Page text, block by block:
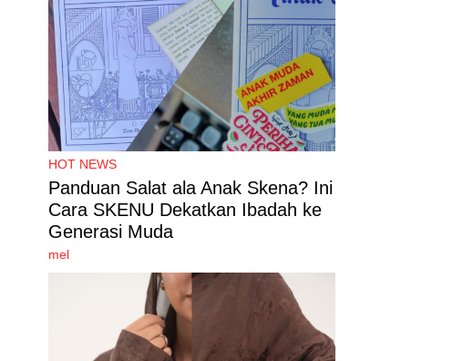
HOT NEWS
Panduan Salat ala Anak Skena? Ini
Cara SKENU Dekatkan Ibadah ke
Generasi Muda
mel